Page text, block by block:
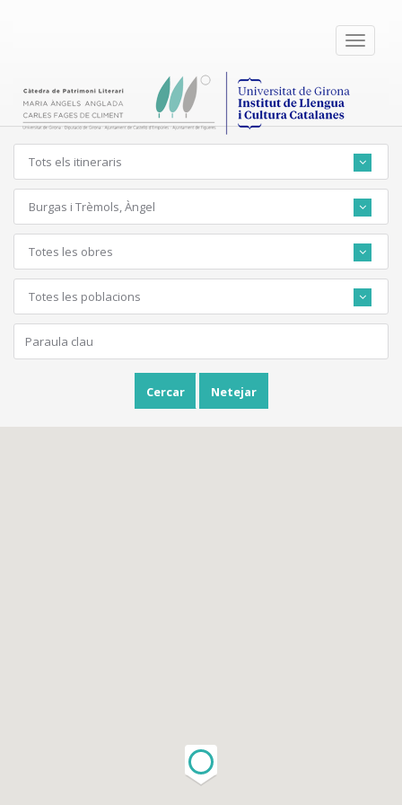
Toggle
Tots els itineraris
Burgas i Trèmols, Àngel
Totes les obres
Totes les poblacions
Cercar Netejar